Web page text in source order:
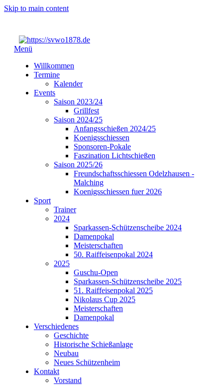
Skip to main content
Menü
Willkommen
Termine
Kalender
Events
Saison 2023/24
Grillfest
Saison 2024/25
Anfangsschießen 2024/25
Koenigsschiessen
Sponsoren-Pokale
Faszination Lichtschießen
Saison 2025/26
Freundschaftsschiessen Odelzhausen -
Malching
Koenigsschiessen fuer 2026
Sport
Trainer
2024
Sparkassen-Schützenscheibe 2024
Damenpokal
Meisterschaften
50. Raiffeisenpokal 2024
2025
Guschu-Open
Sparkassen-Schützenscheibe 2025
51. Raiffeisenpokal 2025
Nikolaus Cup 2025
Meisterschaften
Damenpokal
Verschiedenes
Geschichte
Historische Schießanlage
Neubau
Neues Schützenheim
Kontakt
Vorstand